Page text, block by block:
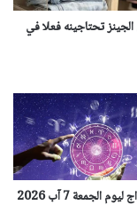
تحتاجينه فعلا في
الجمعة 7 آب 2026